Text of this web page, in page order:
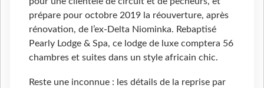
prépare pour octobre 2019 la réouverture, après
rénovation, de l’ex-Delta Niominka. Rebaptisé
Pearly Lodge & Spa, ce lodge de luxe comptera 56
chambres et suites dans un style africain chic.
Reste une inconnue : les détails de la reprise par